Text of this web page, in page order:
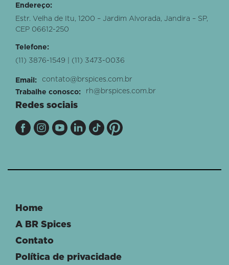
Endereço:
Estr. Velha de Itu, 1200 – Jardim Alvorada, Jandira – SP,
CEP 06612-250
Telefone:
(11) 3876-1549 | (11) 3473-0036
Email:
contato@brspices.com.br
Trabalhe conosco:
rh@brspices.com.br
Redes sociais
Home
A BR Spices
Contato
Política de privacidade